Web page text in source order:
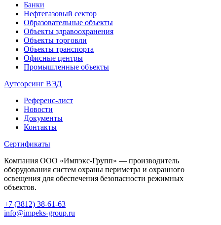
Банки
Нефтегазовый сектор
Образовательные объекты
Объекты здравоохранения
Объекты торговли
Объекты транспорта
Офисные центры
Промышленные объекты
Аутсорсинг ВЭД
Референс-лист
Новости
Документы
Контакты
Сертификаты
Компания ООО «Импэкс-Групп» — производитель
оборудования систем охраны периметра и охранного
освещения для обеспечения безопасности режимных
объектов.
+7 (3812) 38-61-63
info@impeks-group.ru